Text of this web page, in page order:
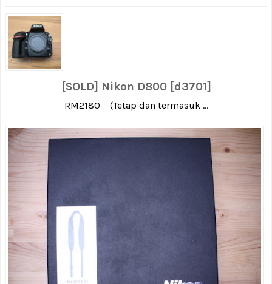
[SOLD] Nikon D800 [d3701]
RM2180 (Tetap dan termasuk ...